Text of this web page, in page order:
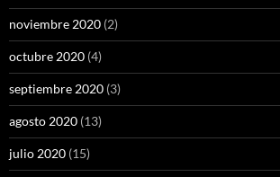
noviembre 2020 (2)
octubre 2020 (4)
septiembre 2020 (3)
agosto 2020 (13)
julio 2020 (15)